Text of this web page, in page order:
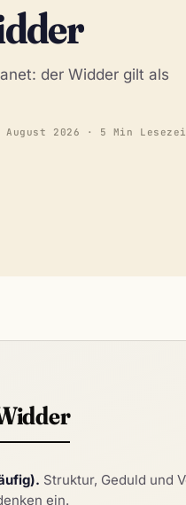
der Widder gilt als
2026 · 5 Min
Struktur, Geduld und
ein.